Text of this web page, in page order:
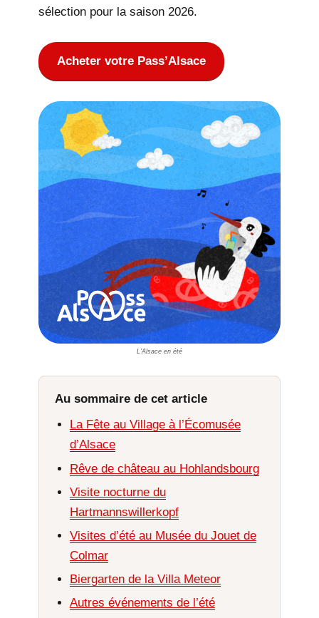
sélection pour la saison 2026.
Acheter votre Pass’Alsace
L’Alsace en été
Au sommaire de cet article
La Fête au Village à l’Écomusée
d’Alsace
Rêve de château au Hohlandsbourg
Visite nocturne du
Hartmannswillerkopf
Visites d’été au Musée du Jouet de
Colmar
Biergarten de la Villa Meteor
Autres événements de l’été